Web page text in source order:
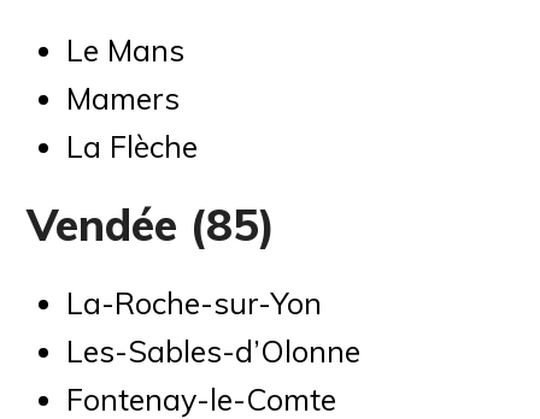
Le Mans
Mamers
La Flèche
Vendée (85)
La-Roche-sur-Yon
Les-Sables-d’Olonne
Fontenay-le-Comte